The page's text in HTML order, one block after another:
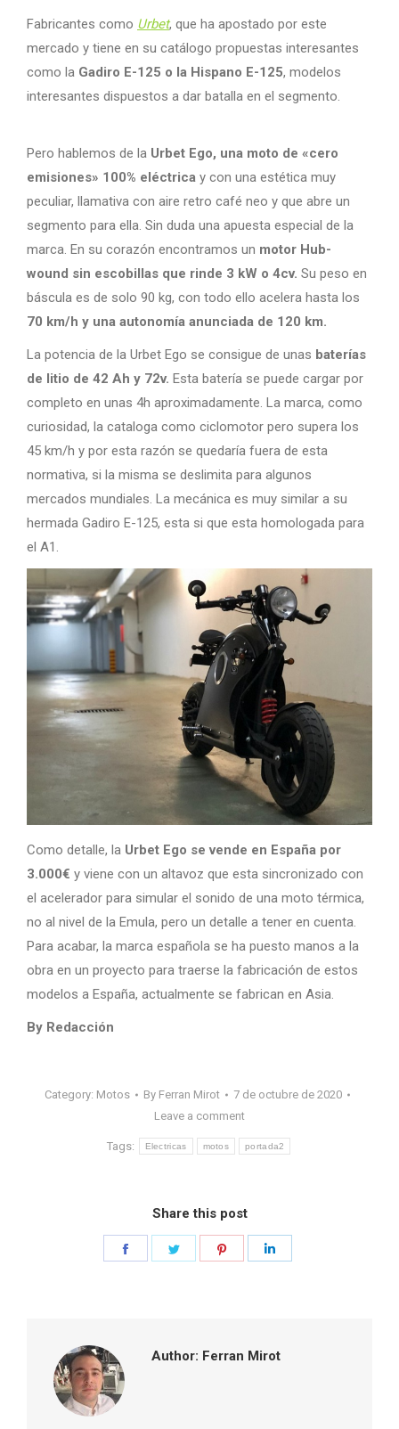
Fabricantes como Urbet, que ha apostado por este
mercado y tiene en su catálogo propuestas interesantes
como la Gadiro E-125 o la Hispano E-125, modelos
interesantes dispuestos a dar batalla en el segmento.
Pero hablemos de la Urbet Ego, una moto de «cero
emisiones» 100% eléctrica y con una estética muy
peculiar, llamativa con aire retro café neo y que abre un
segmento para ella. Sin duda una apuesta especial de la
marca. En su corazón encontramos un motor Hub-
wound sin escobillas que rinde 3 kW o 4cv. Su peso en
báscula es de solo 90 kg, con todo ello acelera hasta los
70 km/h y una autonomía anunciada de 120 km.
La potencia de la Urbet Ego se consigue de unas baterías
de litio de 42 Ah y 72v. Esta batería se puede cargar por
completo en unas 4h aproximadamente. La marca, como
curiosidad, la cataloga como ciclomotor pero supera los
45 km/h y por esta razón se quedaría fuera de esta
normativa, si la misma se deslimita para algunos
mercados mundiales. La mecánica es muy similar a su
hermada Gadiro E-125, esta si que esta homologada para
el A1.
Como detalle, la Urbet Ego se vende en España por
3.000€ y viene con un altavoz que esta sincronizado con
el acelerador para simular el sonido de una moto térmica,
no al nivel de la Emula, pero un detalle a tener en cuenta.
Para acabar, la marca española se ha puesto manos a la
obra en un proyecto para traerse la fabricación de estos
modelos a España, actualmente se fabrican en Asia.
By Redacción
Category: Motos By Ferran Mirot
7 de octubre de 2020
Leave a comment
Tags: Electricas motos portada2
Share this post
Author: Ferran Mirot